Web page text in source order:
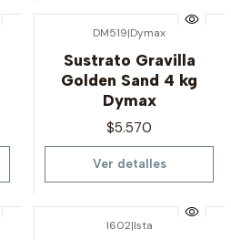
DM519|Dymax
Sustrato Gravilla
Golden Sand 4 kg
Dymax
$5.570
Ver detalles
I602|Ista